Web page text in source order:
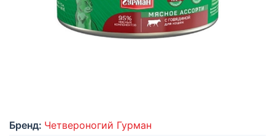
Бренд: Четвероногий Гурман